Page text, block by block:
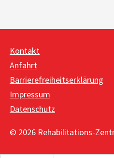
Kontakt
Anfahrt
Barrierefreiheitserklärung
Impressum
Datenschutz
© 2026 Rehabilitations-